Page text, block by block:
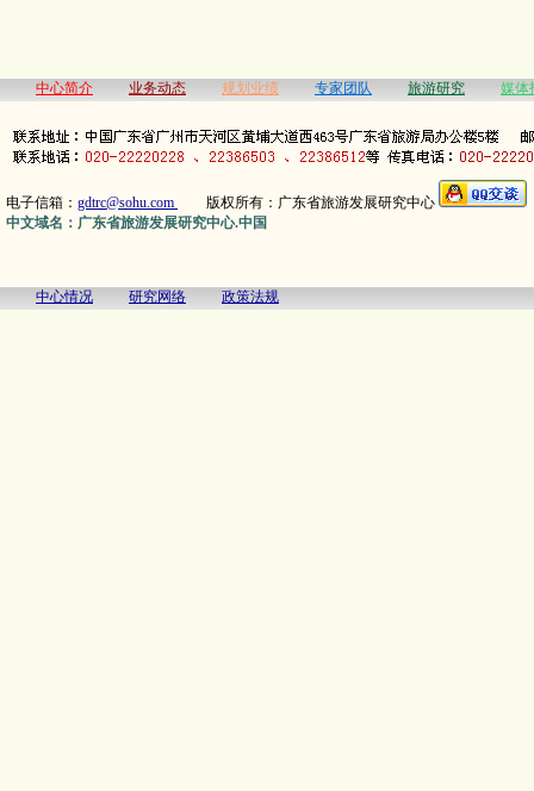
中心简介 业务动态 规划业绩 专家团队 旅游研究 媒体
电子信箱： gdtrc@sohu.com 版权所有：广东省旅游发展研究中心
中文域名：广东省旅游发展研究中心.中国
中心情况 研究网络 政策法规